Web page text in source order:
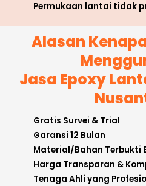
Permukaan lantai tidak
Alasan
Jasa Epoxy
Gratis Survei & Trial
Garansi 12 Bulan
Material/Bahan Terbukti
Harga Transparan &
Tenaga Ahli yang